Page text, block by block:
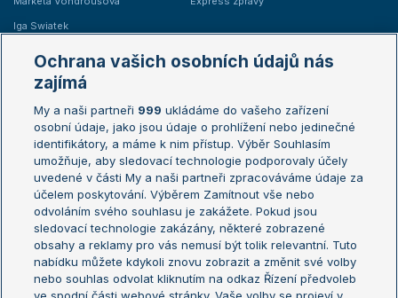
Iga Swiatek
Žebříčky
Žebříček ATP (muži)
Žebříček WTA (ženy)
Sázkařský žebříček
Australian Open
French Open
Wimbledon
US Open
Turnaj mistrů
Turnaj mistryň
Aktualní trendy
Fotbalové přestupy
Ochrana vašich osobních údajů nás
zajímá
My a naši partneři 999 ukládáme do vašeho zařízení
osobní údaje, jako jsou údaje o prohlížení nebo jedinečné
identifikátory, a máme k nim přístup. Výběr Souhlasím
umožňuje, aby sledovací technologie podporovaly účely
uvedené v části My a naši partneři zpracováváme údaje za
účelem poskytování. Výběrem Zamítnout vše nebo
odvoláním svého souhlasu je zakážete. Pokud jsou
sledovací technologie zakázány, některé zobrazené
obsahy a reklamy pro vás nemusí být tolik relevantní. Tuto
nabídku můžete kdykoli znovu zobrazit a změnit své volby
nebo souhlas odvolat kliknutím na odkaz Řízení předvoleb